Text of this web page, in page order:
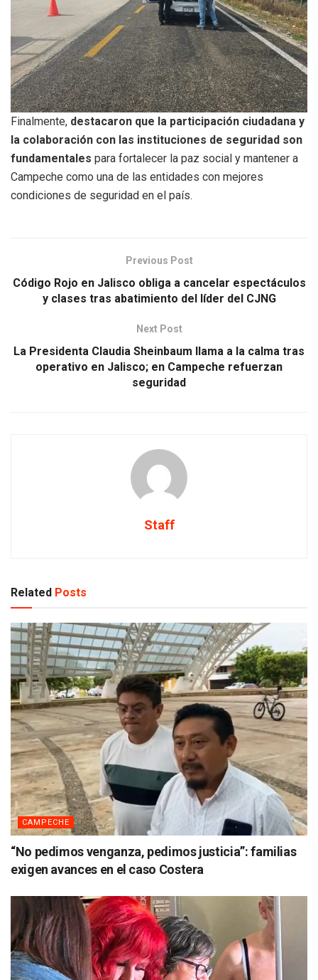
Finalmente, destacaron que la participación ciudadana y
la colaboración con las instituciones de seguridad son
fundamentales para fortalecer la paz social y mantener a
Campeche como una de las entidades con mejores
condiciones de seguridad en el país.
Previous Post
Código Rojo en Jalisco obliga a cancelar espectáculos
y clases tras abatimiento del líder del CJNG
Next Post
La Presidenta Claudia Sheinbaum llama a la calma tras
operativo en Jalisco; en Campeche refuerzan
seguridad
Staff
Related Posts
CAMPECHE
“No pedimos venganza, pedimos justicia”: familias
exigen avances en el caso Costera